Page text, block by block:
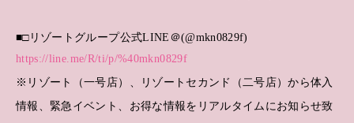
■□リゾートグループ公式LINE＠(@mkn0829f)
https://line.me/R/ti/p/%40mkn0829f
※リゾート（一号店）、リゾートセカンド（二号店）から体入
情報、緊急イベント、お得な情報をリアルタイムにお知らせ致